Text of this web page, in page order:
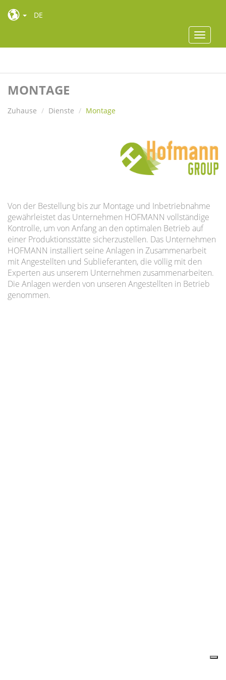
DE
Toggle
MONTAGE
Zuhause Dienste Montage
Von der Bestellung bis zur Montage und Inbetriebnahme
gewährleistet das Unternehmen HOFMANN vollständige
Kontrolle, um von Anfang an den optimalen Betrieb auf
einer Produktionsstätte sicherzustellen. Das Unternehmen
HOFMANN installiert seine Anlagen in Zusammenarbeit
mit Angestellten und Sublieferanten, die völlig mit den
Experten aus unserem Unternehmen zusammenarbeiten.
Die Anlagen werden von unseren Angestellten in Betrieb
genommen.